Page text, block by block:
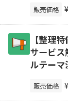
販売価格
【整理
サービス
ルテーマ
販売価格